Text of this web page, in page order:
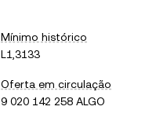
Mínimo histórico
L1,3133
Oferta em circulação
9 020 142 258 ALGO